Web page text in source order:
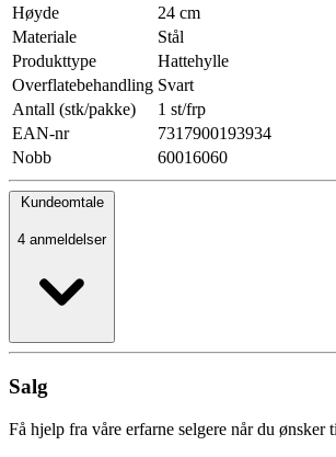
Høyde
24 cm
Materiale
Stål
Produkttype
Hattehylle
Overflatebehandling Svart
Antall (stk/pakke)
1 st/frp
EAN-nr
7317900193934
Nobb
60016060
Kundeomtale
4 anmeldelser
Salg
Få hjelp fra våre erfarne selgere når du ønsker